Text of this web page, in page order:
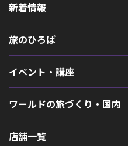
新着情報
旅のひろば
イベント・講座
ワールドの旅づくり・国内
店舗一覧